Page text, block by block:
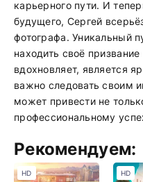
карьерного пути. И
будущего, Сергей
фотографа. Уникальный
находить своё
вдохновляет, является
важно следовать своим
может привести не
профессиональному
Рекомендуем:
HD HD